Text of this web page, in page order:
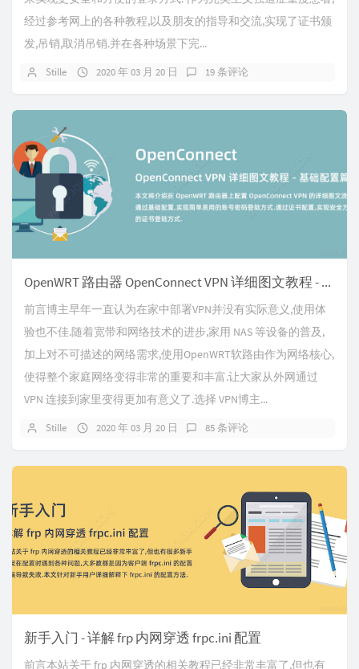
经过参考网上的各种教程,以及朋友的指导和交流,实现了证书颁
发,吊销,取消吊销.并在各种场景下完...
Stille 2020 年 03 月 20 日 19 条评论
OpenWRT 路由器 OpenConnect VPN 详细图文教程 - 基础配置篇
前言博主早年一直认为在家中部署VPN并没有实际意义,使用体
验也不佳.随着宽带和网络技术的进步,家用 NAS 等设备的普及,
加上对不可描述的网络需求,使用OpenWRT软路由作为网络核心,
使得整个家庭网络变得非常的重要和丰富.让大家从外网通过
VPN 连接到家里变得更加有意义了.选择 VPN博主...
Stille 2020 年 03 月 20 日 85 条评论
新手入门 - 详解 frp 内网穿透 frpc.ini 配置
前言本站关于 frp 内网穿透的相关教程已经非常丰富了,但也有